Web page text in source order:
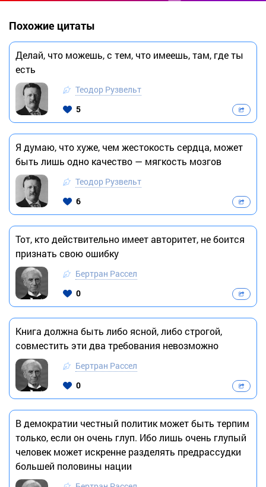
Похожие цитаты
Делай, что можешь, с тем, что имеешь, там, где ты
есть
Теодор Рузвельт
5
Я думаю, что хуже, чем жестокость сердца, может
быть лишь одно качество — мягкость мозгов
Теодор Рузвельт
6
Тот, кто действительно имеет авторитет, не боится
признать свою ошибку
Бертран Рассел
0
Книга должна быть либо ясной, либо строгой,
совместить эти два требования невозможно
Бертран Рассел
0
В демократии честный политик может быть терпим
только, если он очень глуп. Ибо лишь очень глупый
человек может искренне разделять предрассудки
большей половины нации